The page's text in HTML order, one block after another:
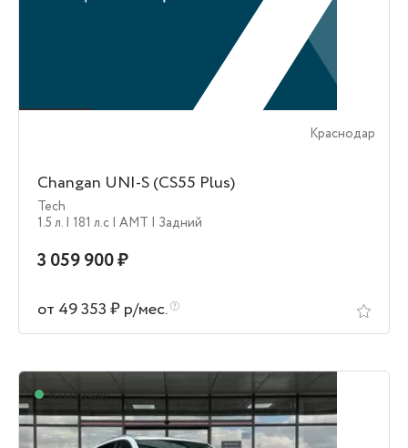
Краснодар
Changan UNI-S (CS55 Plus)
Tech
1.5 л. | 181 л.c | AMT | Задний
3 059 900 ₽
от 49 353 ₽ р/мес.
В наличии